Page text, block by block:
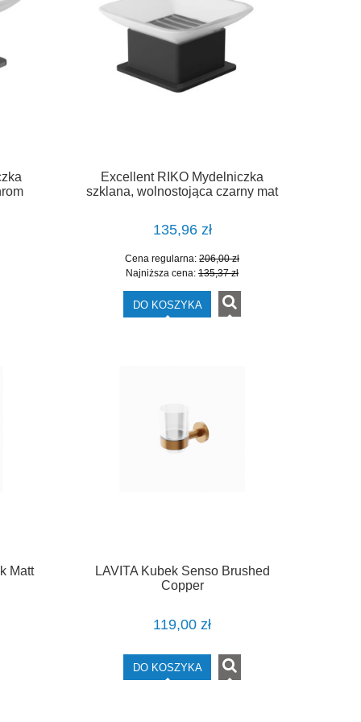
Excellent RIKO Mydelniczka
szklana, wolnostojąca czarny mat
135,96 zł
Cena regularna: 206,00 zł
Najniższa cena: 135,37 zł
DO KOSZYKA
Matt
LAVITA Kubek Senso Brushed
Copper
119,00 zł
DO KOSZYKA